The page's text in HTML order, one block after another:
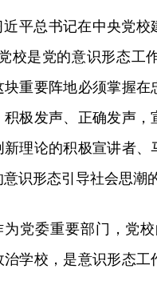
近平总书记在中央党校
校是党的意识形态工
块重要阵地必须掌握
积极发声、正确发声
新理论的积极宣讲者、
意识形态引导社会思潮
为党委重要部门，党
治学校，是意识形态